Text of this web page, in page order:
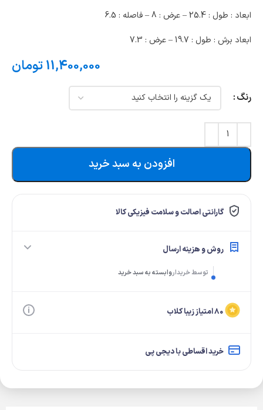
ابعاد : طول : 25.4 – عرض : 8 – فاصله : 6.5
ابعاد برش : طول : 19.7 – عرض : 7.3
11,400,000تومان
رنگ
افزودن به سبد خرید
گارانتی اصالت و سلامت فیزیکی کالا
روش و هزینه ارسال
توسط خریداروابسته به سبد خرید
۸۰ امتیاز زیبا کلاب
خرید اقساطی با دیجی پی